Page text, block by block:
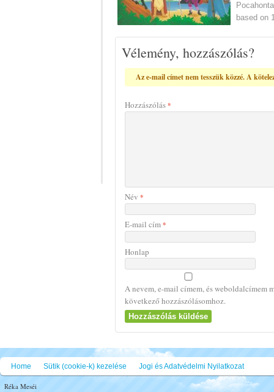
based on
Vélemény, hozzászólás?
Az e-mail címet nem tesszük közzé.A
Hozzászólás*
Név *
E-mail cím*
Honlap
A nevem, e-mail címem, és weboldalcímem
következő hozzászólásomhoz.
Home Sütik (cookie-k) kezelése Jogi és Adatvédelmi Nyilatkozat
Réka Meséi